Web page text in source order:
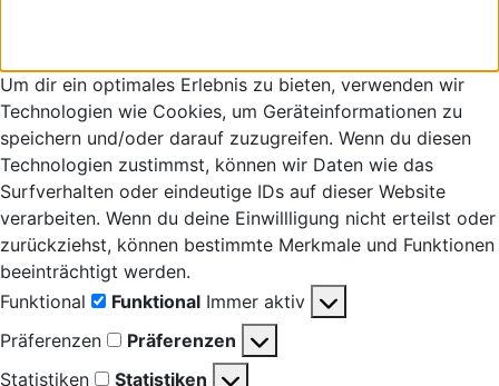
Um dir ein optimales Erlebnis zu bieten, verwenden wir
Technologien wie Cookies, um Geräteinformationen zu
speichern und/oder darauf zuzugreifen. Wenn du diesen
Technologien zustimmst, können wir Daten wie das
Surfverhalten oder eindeutige IDs auf dieser Website
verarbeiten. Wenn du deine Einwillligung nicht erteilst oder
zurückziehst, können bestimmte Merkmale und Funktionen
beeinträchtigt werden.
Funktional
Funktional Immer aktiv
Präferenzen
Präferenzen
Statistiken
Statistiken